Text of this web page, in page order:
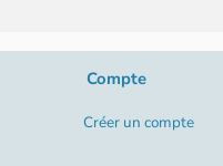
Compte
Créer un compte